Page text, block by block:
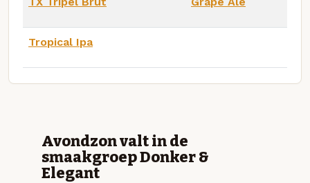
Tropical Ipa
Avondzon valt in de
smaakgroep Donker &
Elegant